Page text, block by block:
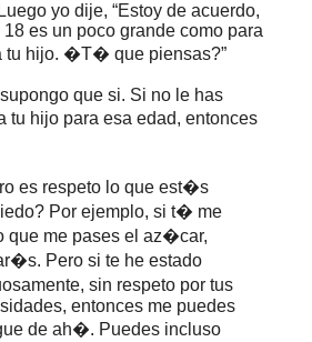
yo dije, “Estoy de acuerdo,
es un poco grande como para
tu hijo. �T� que piensas?”
que si. Si no le has
tu hijo para esa edad, entonces
es respeto lo que est�s
Por ejemplo, si t� me
que me pases el az�car,
Pero si te he estado
sin respeto por tus
entonces me puedes
de ah�. Puedes incluso